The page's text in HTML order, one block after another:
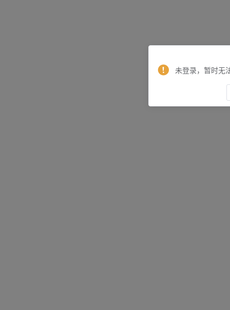
未登录，暂时无